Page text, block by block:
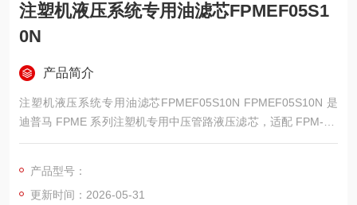
注塑机液压系统专用油滤芯FPMEF05S1
0N
产品简介
注塑机液压系统专用油滤芯FPMEF05S10N FPMEF05S10N 是
迪普马 FPME 系列注塑机专用中压管路液压滤芯，适配 FPM-TB
100 管路过滤器，5μm 绝对过滤精度，多层梯度玻纤滤材，外进
氟橡胶密封，耐受注塑机油温 80-110℃工况。可高效滤除液压油
内部泵体金属磨粉、密封碎屑、油泥胶质、塑料粉尘杂质。
产品型号：
更新时间：2026-05-31